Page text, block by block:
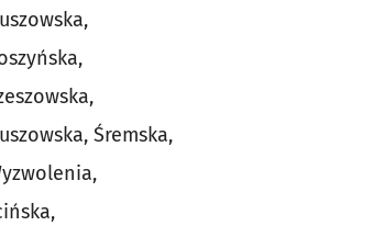
Śremska,